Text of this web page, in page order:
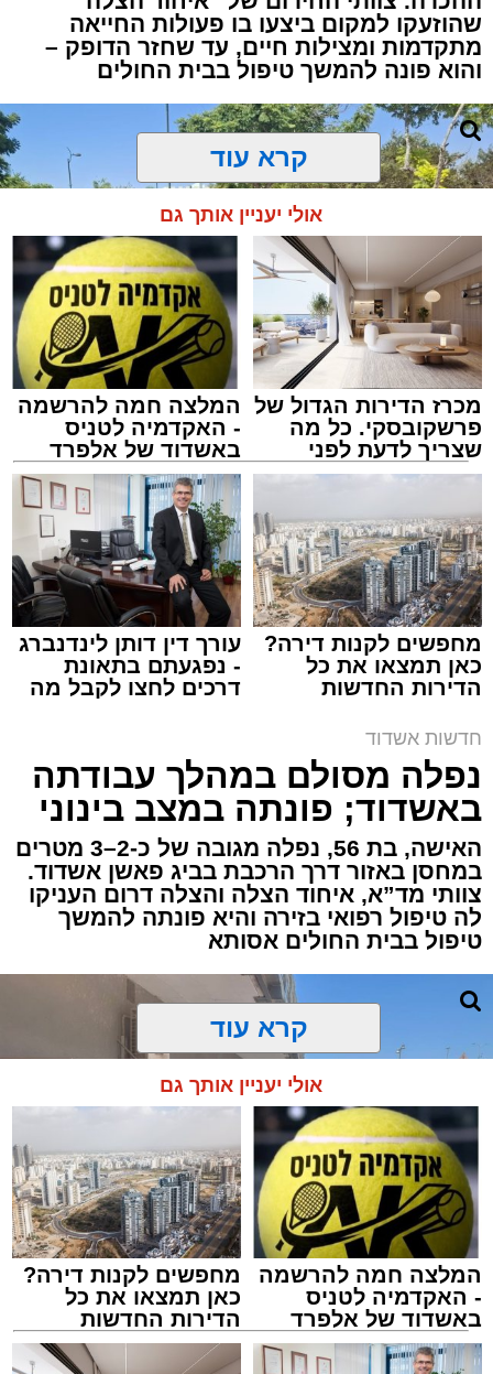
שהוזעקו למקום ביצעו בו פעולות החייאה
מתקדמות ומצילות חיים, עד שחזר הדופק –
והוא פונה להמשך טיפול בבית החולים
מערכת האתר / 15:39 07.08.26
הצלה
אירוע דרמטי הסתיים בנס רפואי באשדוד, לאחר
שגבר בן 56 התמוטט בביתו שבאחד הרחובות
ברובע י"א בעיר, כתוצאה מאירוע פתאומי שגרם
להפסקת פעילות ליבו.
למקום הוזעקו מיד צוותי רפואה ומתנדבים של
ארגון "איחוד הצלה". החובשים והפרמדיקים
הכרה, ופתחו מיידית בפעולות החייאה מתקדמות,
הכוללות עיסויי לב ושימוש במפעם (דפיברילטור).
בזכות התושייה והפעילות המהירה והמקצועית של
הצוותים בשטח, ליבו של הגבר שב לפעום.
לאחר ייצוב מצבו הראשוני, הוא פונה באמבולנס
לבית חולים להמשך קבלת טיפול רפואי כשמצבו
מוגדר יציב.
מעוניינים להגיב? לדווח ? צרו איתנו קשר במייל -
ASHDODS@ISNET.CO.IL
קרא עוד
אולי יעניין אותך גם
מכרז הדירות הגדול של
פרשקובסקי. כל מה
שצריך לדעת לפני
שמגישים הצעה לדירה
המלצה חמה להרשמה
- האקדמיה לטניס
באשדוד של אלפרד
קריאולנסקי - לילדים
מחפשים לקנות דירה?
כאן תמצאו את כל
הדירות החדשות
עורך דין דותן לינדנברג
- נפגעתם בתאונת
דרכים לחצו לקבל מה
חדשות אשדוד
נפלה מסולם במהלך עבודתה
באשדוד; פונתה במצב בינוני
האישה, בת 56, נפלה מגובה של כ-2–3 מטרים
במחסן באזור דרך הרכבת בביג פאשן אשדוד.
צוותי מד”א, איחוד הצלה והצלה דרום העניקו
לה טיפול רפואי בזירה והיא פונתה להמשך
טיפול בבית החולים אסותא
קרא עוד
אולי יעניין אותך גם
המלצה חמה להרשמה
- האקדמיה לטניס
באשדוד של אלפרד
קריאולנסקי - לילדים
מחפשים לקנות דירה?
כאן תמצאו את כל
הדירות החדשות
למכירה באשדוד >>>